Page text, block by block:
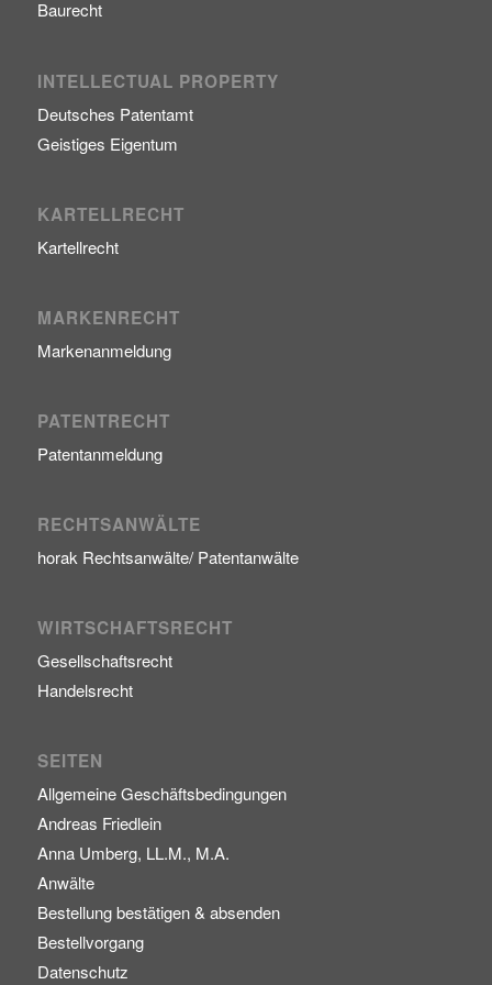
Baurecht
INTELLECTUAL PROPERTY
Deutsches Patentamt
Geistiges Eigentum
KARTELLRECHT
Kartellrecht
MARKENRECHT
Markenanmeldung
PATENTRECHT
Patentanmeldung
RECHTSANWÄLTE
horak Rechtsanwälte/ Patentanwälte
WIRTSCHAFTSRECHT
Gesellschaftsrecht
Handelsrecht
SEITEN
Allgemeine Geschäftsbedingungen
Andreas Friedlein
Anna Umberg, LL.M., M.A.
Anwälte
Bestellung bestätigen & absenden
Bestellvorgang
Datenschutz